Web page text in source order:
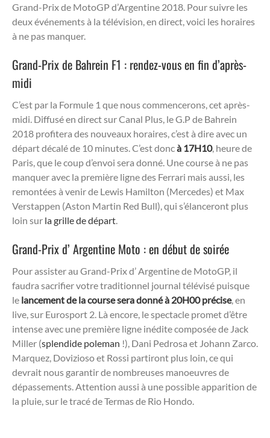
Grand-Prix de MotoGP d’Argentine 2018. Pour suivre les
deux événements à la télévision, en direct, voici les horaires
à ne pas manquer.
Grand-Prix de Bahrein F1 : rendez-vous en fin d’après-
midi
C’est par la Formule 1 que nous commencerons, cet après-
midi. Diffusé en direct sur Canal Plus, le G.P de Bahrein
2018 profitera des nouveaux horaires, c’est à dire avec un
départ décalé de 10 minutes. C’est doncà 17H10, heure de
Paris, que le coup d’envoi sera donné. Une course à ne pas
manquer avec la première ligne des Ferrari mais aussi, les
remontées à venir de Lewis Hamilton (Mercedes) et Max
Verstappen (Aston Martin Red Bull), qui s’élanceront plus
loin sur la grille de départ.
Grand-Prix d’ Argentine Moto : en début de soirée
Pour assister au Grand-Prix d’ Argentine de MotoGP, il
faudra sacrifier votre traditionnel journal télévisé puisque
le lancement de la course sera donné à 20H00 précise, en
live, sur Eurosport 2. Là encore, le spectacle promet d’être
intense avec une première ligne inédite composée de Jack
Miller (splendide poleman !), Dani Pedrosa et Johann Zarco.
Marquez, Dovizioso et Rossi partiront plus loin, ce qui
devrait nous garantir de nombreuses manoeuvres de
dépassements. Attention aussi à une possible apparition de
la pluie, sur le tracé de Termas de Rio Hondo.